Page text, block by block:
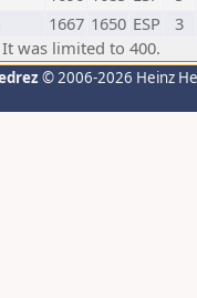
1667 1650 ESP
3
was limited to 400.
© 2006-2026 Heinz